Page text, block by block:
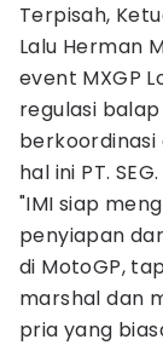
Terpisah,
Lalu Herman
event MXGP
regulasi
hal ini PT. SEG.
"IMI siap
penyiapan
di MotoGP,
marshal dan
pria yang